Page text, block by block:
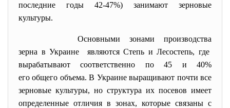
последние годы 42-47%) занимают зерновые
культуры.
Основными зонами производства
зерна в Украине являются Степь и Лесостепь, где
вырабатывают соответственно по 45 и 40%
его общего объема. В Украине выращивают почти все
зерновые культуры, но структура их посевов имеет
определенные отличия в зонах, которые связаны с